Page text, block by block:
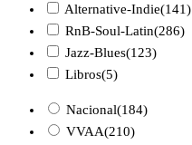
Alternative-Indie(141)
RnB-Soul-Latin(286)
Jazz-Blues(123)
Libros(5)
Nacional(184)
VVAA(210)